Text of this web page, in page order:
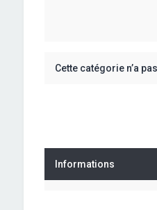
Cette catégorie n’a
Informations